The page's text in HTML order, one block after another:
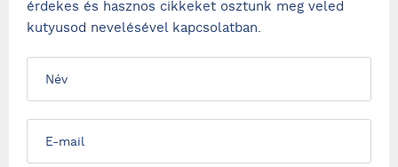
érdekes és hasznos cikkeket osztunk meg veled
kutyusod nevelésével kapcsolatban.